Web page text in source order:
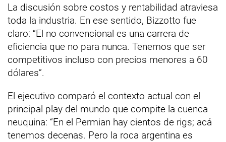
La discusión sobre costos y rentabilidad atraviesa
toda la industria. En ese sentido, Bizzotto fue
claro: “El no convencional es una carrera de
eficiencia que no para nunca. Tenemos que ser
competitivos incluso con precios menores a 60
dólares”.
El ejecutivo comparó el contexto actual con el
principal play del mundo que compite la cuenca
neuquina: “En el Permian hay cientos de rigs; acá
tenemos decenas. Pero la roca argentina es